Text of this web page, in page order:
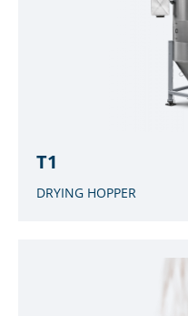
T1
DRYING HOPPER